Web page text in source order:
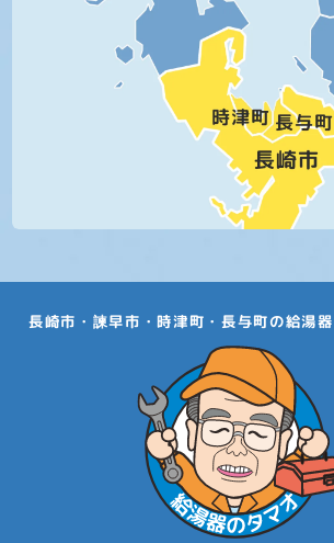
長崎市・諫早市・時津町・長与町の給湯